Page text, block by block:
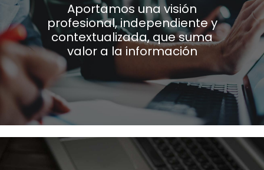
Aportamos una visión
profesional, independiente y
contextualizada, que suma
valor a la información